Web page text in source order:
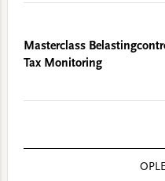
Masterclass
Tax Monitoring